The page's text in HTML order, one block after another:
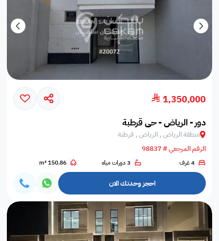
1,350,000
دور - الرياض - حي قرطبة
منطقة الرياض , الرياض , قرطبة
الرقم المرجعي # 98837
4 غرف 3 دورات مياه 150.86 m²
احجز وحدتك الان